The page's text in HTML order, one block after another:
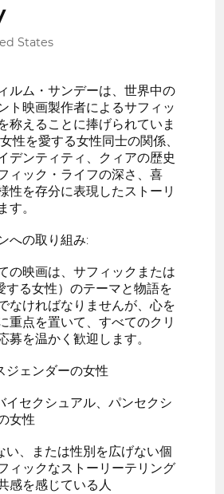
States
ルム・サンデーは、世界中の
ト映画製作者によるサフィッ
称えることに捧げられていま
性を愛する女性同士の関係、
デンティティ、クィアの歴史
ィック・ライフの深さ、喜
性を存分に表現したストーリ
す。
への取り組み:
の映画は、サフィックまたは
る女性）のテーマと物語を
なければなりませんが、心を
重点を置いて、すべてのクリ
募を温かく歓迎します。
ジェンダーの女性
イセクシュアル、パンセクシ
女性
い、または性別を広げない個
ィックなストーリーテリング
感を感じている人